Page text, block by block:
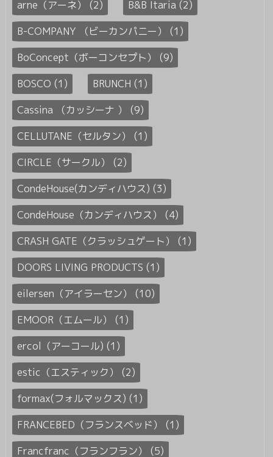
arne（アーネ） (2)
B&B Itaria (2)
B-COMPANY （ビーカンパニー） (1)
BoConcept（ボーコンセプト） (9)
BOSCO (1)
BRUNCH (1)
Cassina （カッシーナ ） (9)
CELLUTANE（セルタン） (1)
CIRCLE（サークル） (2)
CondeHouse(カンディハウス) (3)
CondeHouse（カンディハウス） (4)
CRASH GATE（クラッシュゲート） (1)
DOORS LIVING PRODUCTS (1)
eilersen（アイラーセン） (10)
EMOOR（エムール） (1)
ercol（アーコール) (1)
estic（エスティック） (2)
formax(フォルマックス) (1)
FRANCEBED（フランスベッド） (1)
Francfranc（フランフラン） (5)